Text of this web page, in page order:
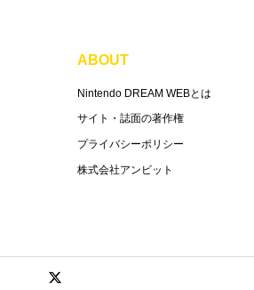
ABOUT
Nintendo DREAM WEBとは
サイト・誌面の著作権
プライバシーポリシー
株式会社アンビット